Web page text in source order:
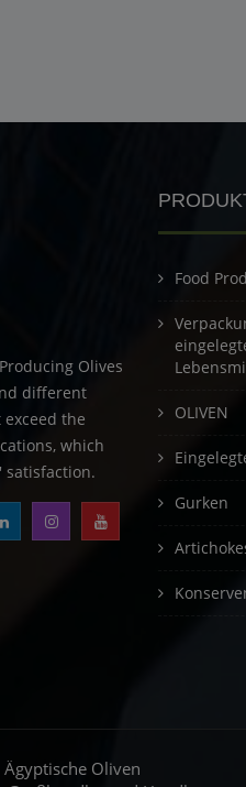
Olives
different
the
which
satisfaction.
Food
OLIVEN
Gurken
Oliven